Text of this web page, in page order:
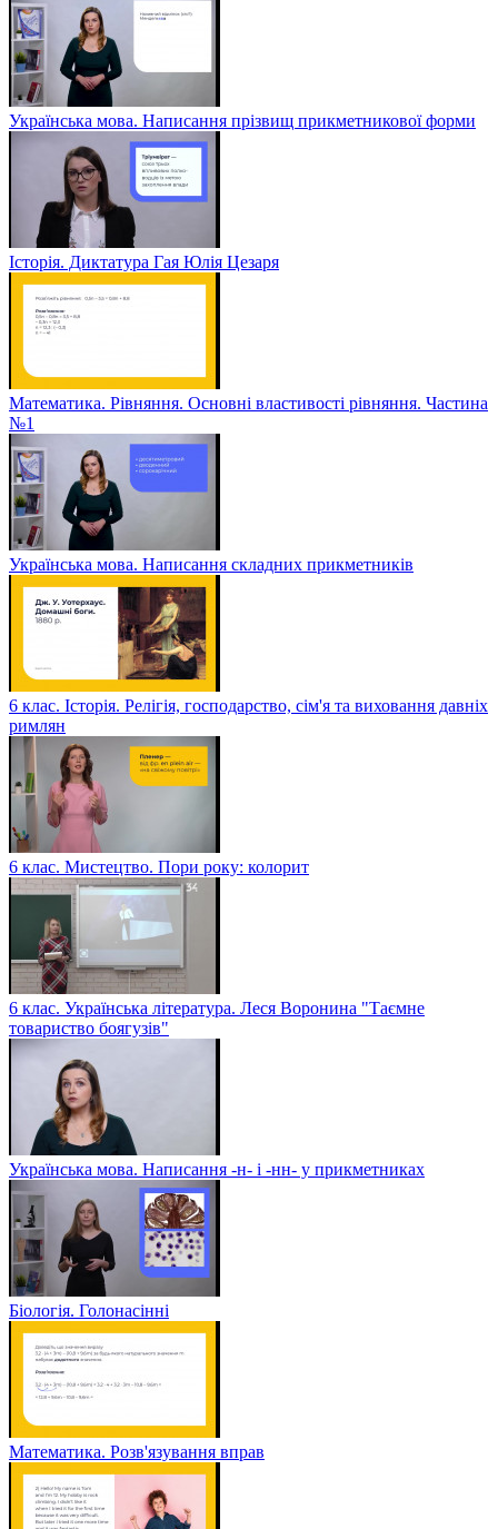
Українська мова. Написання прізвищ прикметникової форми
Історія. Диктатура Гая Юлія Цезаря
Математика. Рівняння. Основні властивості рівняння. Частина
№1
Українська мова. Написання складних прикметників
6 клас. Історія. Релігія, господарство, сім'я та виховання давніх
римлян
6 клас. Мистецтво. Пори року: колорит
6 клас. Українська література. Леся Воронина "Таємне
товариство боягузів"
Українська мова. Написання -н- і -нн- у прикметниках
Біологія. Голонасінні
Математика. Розв'язування вправ